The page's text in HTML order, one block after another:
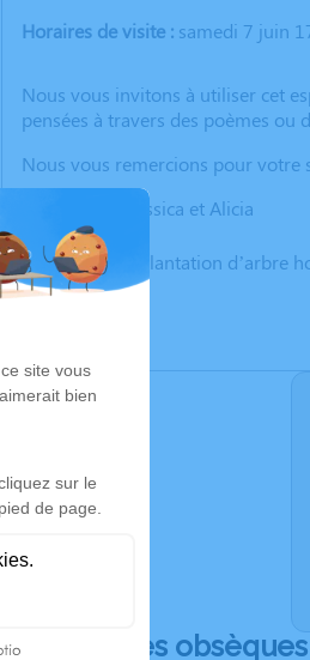
Horaires de visite : samedi 7 juin
Nous vous invitons à utiliser cet
pensées à travers des poèmes ou
Nous vous remercions pour votre
Patricia, Elio, Jessica et Alicia
Un service de plantation d’arbre
Déroulé des obsèques